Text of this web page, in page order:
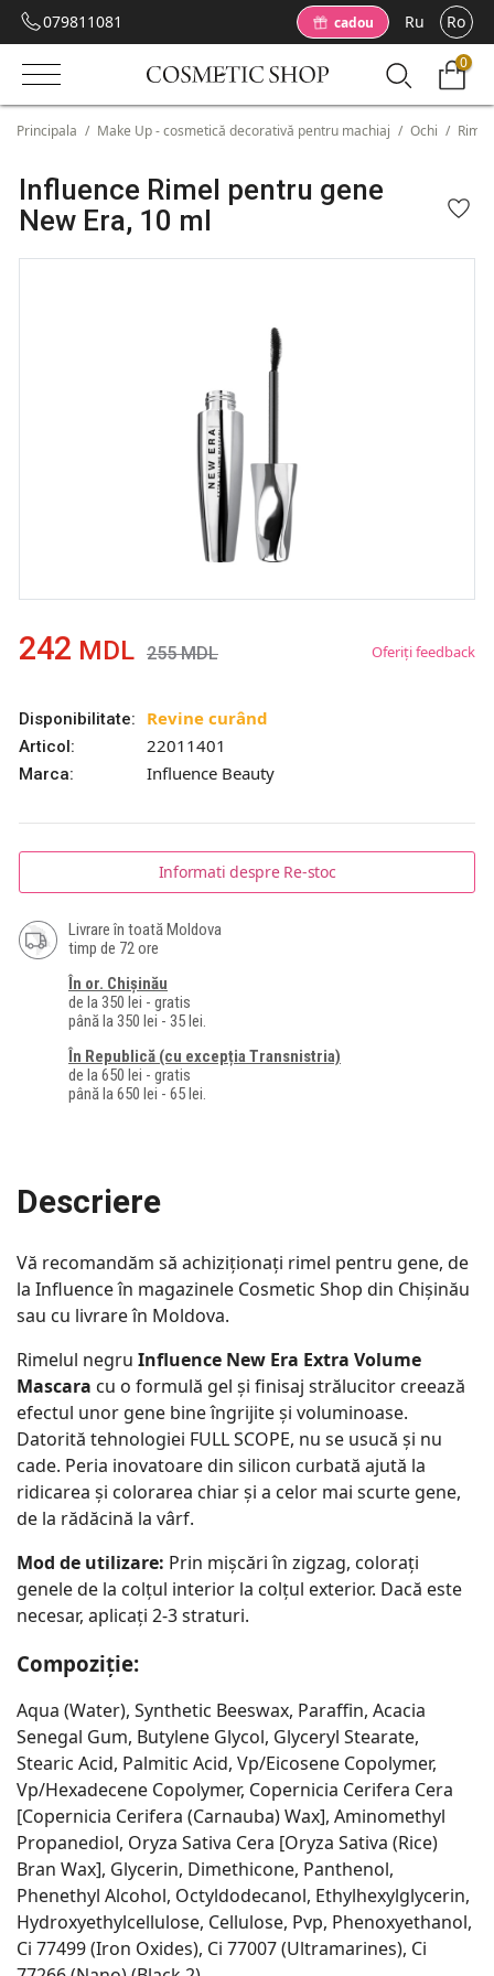
079811081 cadou Ru Ro
0
Principala / Make Up - cosmetică decorativă pentru machiaj / Ochi /
Influence Rimel pentru gene
New Era, 10 ml
242 MDL 255MDL Oferiți feedback
Disponibilitate: Revine curând
Articol: 22011401
Marca: Influence Beauty
Informati despre Re-stoc
Livrare în toată Moldova
timp de 72 ore
În or. Chișinău
de la 350 lei - gratis
până la 350 lei - 35 lei.
În Republică (cu excepția Transnistria)
de la 650 lei - gratis
până la 650 lei - 65 lei.
Descriere
Vă recomandăm să achiziționați rimel pentru gene, de
la Influence în magazinele Cosmetic Shop din Chișinău
sau cu livrare în Moldova.
Rimelul negru Influence New Era Extra Volume
Mascara cu o formulă gel și finisaj strălucitor creează
efectul unor gene bine îngrijite și voluminoase.
Datorită tehnologiei FULL SCOPE, nu se usucă și nu
cade. Peria inovatoare din silicon curbată ajută la
ridicarea și colorarea chiar și a celor mai scurte gene,
de la rădăcină la vârf.
Mod de utilizare: Prin mișcări în zigzag, colorați
genele de la colțul interior la colțul exterior. Dacă este
necesar, aplicați 2-3 straturi.
Compoziție:
Aqua (Water), Synthetic Beeswax, Paraffin, Acacia
Senegal Gum, Butylene Glycol, Glyceryl Stearate,
Stearic Acid, Palmitic Acid, Vp/Eicosene Copolymer,
Vp/Hexadecene Copolymer, Copernicia Cerifera Cera
[Copernicia Cerifera (Carnauba) Wax], Aminomethyl
Propanediol, Oryza Sativa Cera [Oryza Sativa (Rice)
Bran Wax], Glycerin, Dimethicone, Panthenol,
Phenethyl Alcohol, Octyldodecanol, Ethylhexylglycerin,
Hydroxyethylcellulose, Cellulose, Pvp, Phenoxyethanol,
Ci 77499 (Iron Oxides), Ci 77007 (Ultramarines), Ci